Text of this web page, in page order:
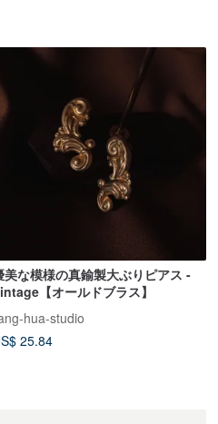
美な模様の真鍮製大ぶりピアス -
【オールドブラス】
hua-studio
25.84